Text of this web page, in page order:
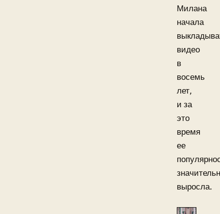
Милана
начала
видео
в
восемь
лет,
и за
это
время
ее
выросла.